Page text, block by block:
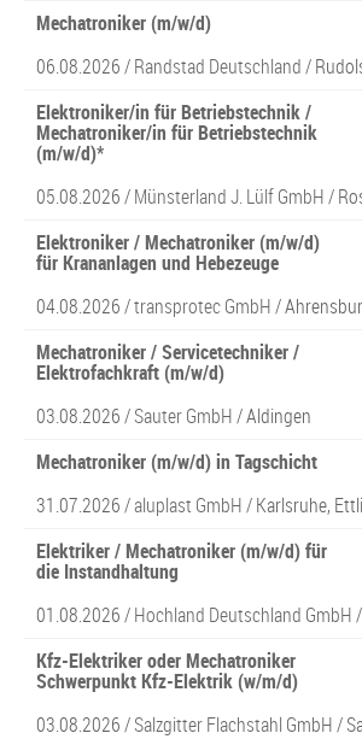
Mechatroniker (m/w/d)
06.08.2026 /Randstad Deutschland/
Elektroniker/in für Betriebstechnik /
Mechatroniker/in für Betriebstechnik
(m/w/d)*
05.08.2026 /Münsterland J. Lülf GmbH/
Elektroniker / Mechatroniker (m/w/d)
für Krananlagen und Hebezeuge
04.08.2026 /transprotec GmbH/
Mechatroniker / Servicetechniker /
Elektrofachkraft (m/w/d)
03.08.2026 /Sauter GmbH/ Aldingen
Mechatroniker (m/w/d) in Tagschicht
31.07.2026 /aluplast GmbH/ Karlsruhe,
Elektriker / Mechatroniker (m/w/d) für
die Instandhaltung
01.08.2026 /Hochland Deutschland GmbH
Kfz-Elektriker oder Mechatroniker
Schwerpunkt Kfz-Elektrik (w/m/d)
03.08.2026 /Salzgitter Flachstahl GmbH/